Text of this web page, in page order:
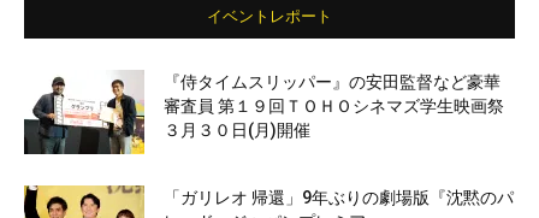
イベントレポート
『侍タイムスリッパー』の安田監督など豪華
審査員 第１９回ＴＯＨＯシネマズ学生映画祭
３月３０日(月)開催
「ガリレオ 帰還」9年ぶりの劇場版『沈黙のパ